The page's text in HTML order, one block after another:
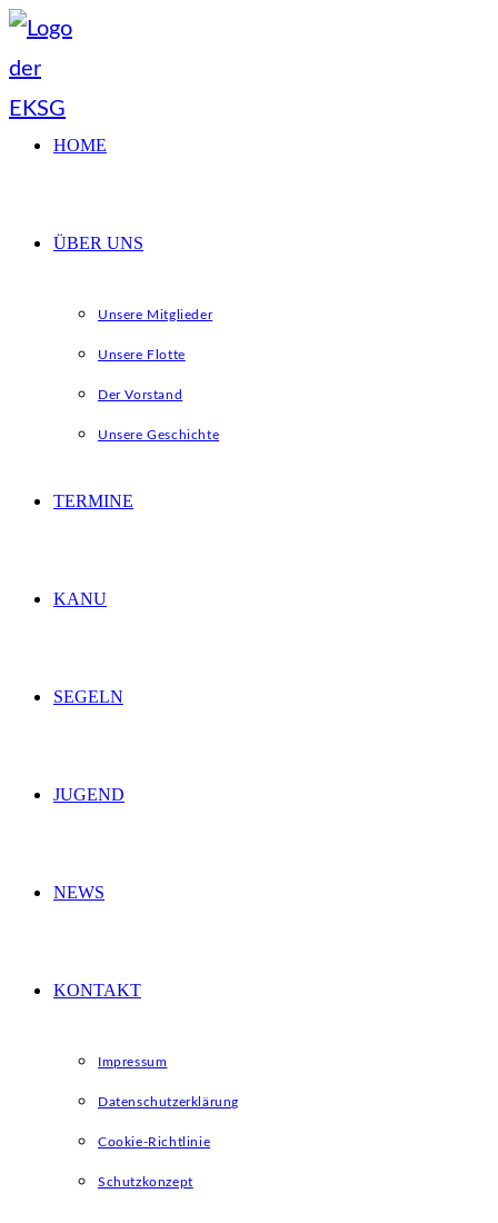
Zum
Inhalt
springen
HOME
ÜBER UNS
Unsere Mitglieder
Unsere Flotte
Der Vorstand
Unsere Geschichte
TERMINE
KANU
SEGELN
JUGEND
NEWS
KONTAKT
Impressum
Datenschutzerklärung
Cookie-Richtlinie
Schutzkonzept